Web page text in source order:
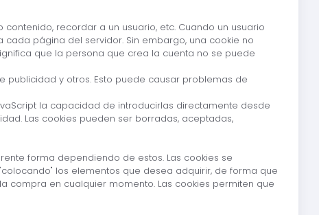
recordar a un usuario, etc. Cuando un usuario
página del servidor. Sin embargo, una cookie no
que la persona que crea la cuenta no se puede
y otros. Esto puede causar problemas de
la capacidad de introducirlas directamente desde
Las cookies pueden ser borradas, aceptadas,
forma dependiendo de estos. Las cookies se
los elementos que desea adquirir, de forma que
compra en cualquier momento. Las cookies permiten que